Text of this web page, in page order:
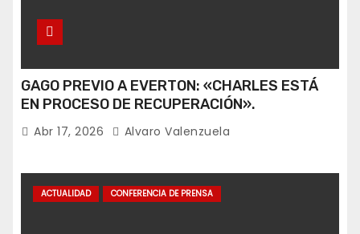
GAGO PREVIO A EVERTON: «CHARLES ESTÁ
EN PROCESO DE RECUPERACIÓN».
Abr 17, 2026 Alvaro Valenzuela
ACTUALIDAD CONFERENCIA DE PRENSA